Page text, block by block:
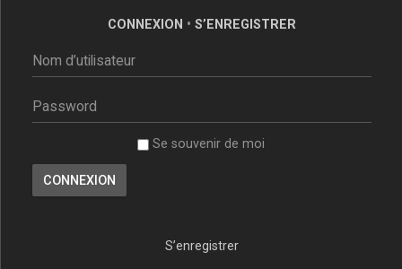
CONNEXION • S’ENREGISTRER
Se souvenir de moi
S’enregistrer